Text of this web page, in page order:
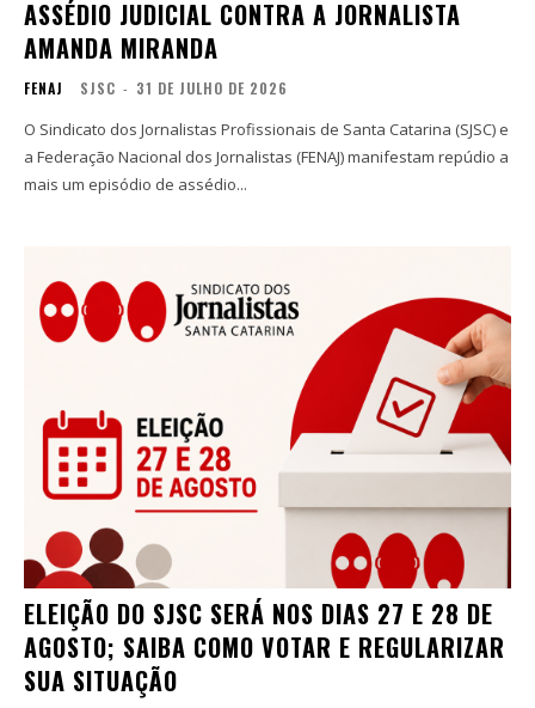
ASSÉDIO JUDICIAL CONTRA A JORNALISTA
AMANDA MIRANDA
FENAJ SJSC - 31 DE JULHO DE 2026
O Sindicato dos Jornalistas Profissionais de Santa Catarina (SJSC) e
a Federação Nacional dos Jornalistas (FENAJ) manifestam repúdio a
mais um episódio de assédio...
ELEIÇÃO DO SJSC SERÁ NOS DIAS 27 E 28 DE
AGOSTO; SAIBA COMO VOTAR E REGULARIZAR
SUA SITUAÇÃO